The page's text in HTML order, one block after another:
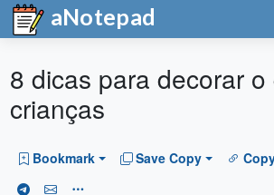
aNotepad
8 dicas para decorar
crianças
Bookmark Save Copy